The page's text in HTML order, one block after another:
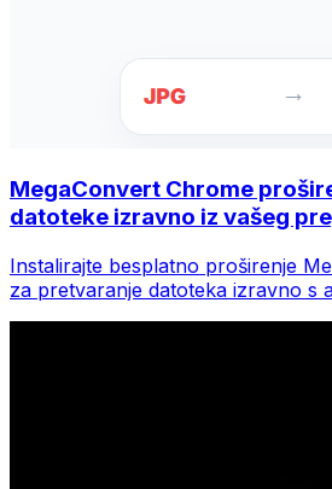
MegaConvert Chrome
datoteke izravno iz vašeg
Instalirajte besplatno proširenje
za pretvaranje datoteka izravno s